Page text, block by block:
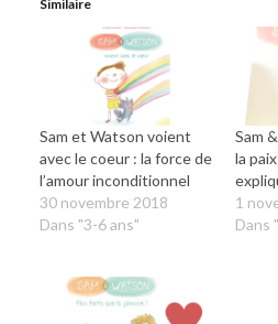
Similaire
Sam et Watson voient
avec le coeur : la force de
l’amour inconditionnel
30 novembre 2018
Dans "3-6 ans"
Sam
la
1
Dans